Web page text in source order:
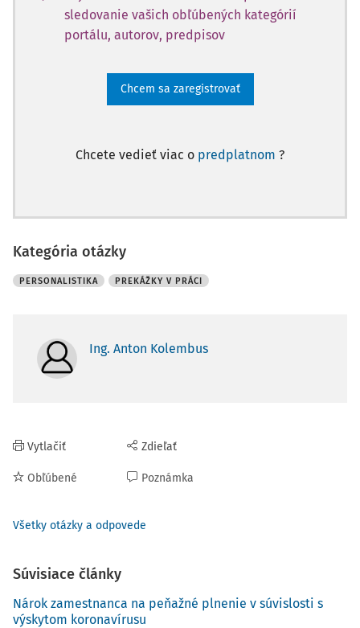
sledovanie vašich obľúbených kategórií
portálu, autorov, predpisov
Chcem sa zaregistrovať
Chcete vedieť viac o predplatnom ?
Kategória otázky
PERSONALISTIKA PREKÁŽKY V PRÁCI
Ing. Anton Kolembus
Vytlačiť
Obľúbené
Zdieľať
Poznámka
Všetky otázky a odpovede
Súvisiace články
Nárok zamestnanca na peňažné plnenie v súvislosti s
výskytom koronavírusu